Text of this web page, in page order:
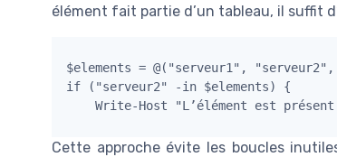
élément fait partie d’un tableau, il suffit
$elements = @("serveur1",
if ("serveur2" -in $elements) {
Cette approche évite les boucles